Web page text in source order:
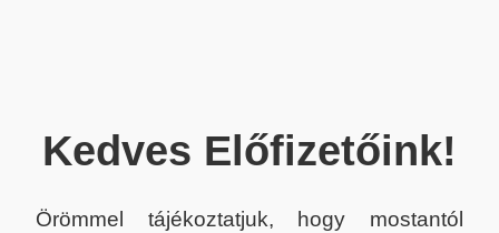
Kedves Előfizetőink!
Örömmel tájékoztatjuk, hogy mostantól